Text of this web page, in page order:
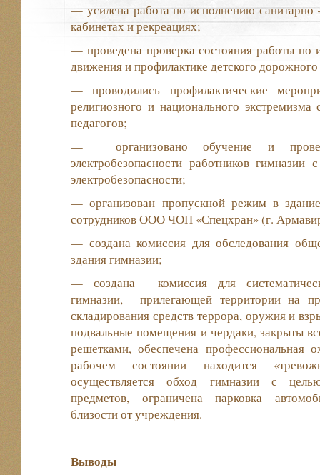
— усилена работа по исполнению
кабинетах и рекреациях;
— проведена проверка состояния работы по
движения и профилактике детского
— проводились профилактические
религиозного и национального
педагогов;
— организовано обучение и
электробезопасности работников
электробезопасности;
— организован пропускной режим в
сотрудников ООО ЧОП «Спецхран» (г.
— создана комиссия для обследования
здания гимназии;
— создана комиссия для
гимназии, прилегающей территории на
складирования средств террора, оружия и
подвальные помещения и чердаки, закрыты
решетками, обеспечена профессиональная
рабочем состоянии находится
осуществляется обход гимназии с
предметов, ограничена парковка
близости от учреждения.
Выводы